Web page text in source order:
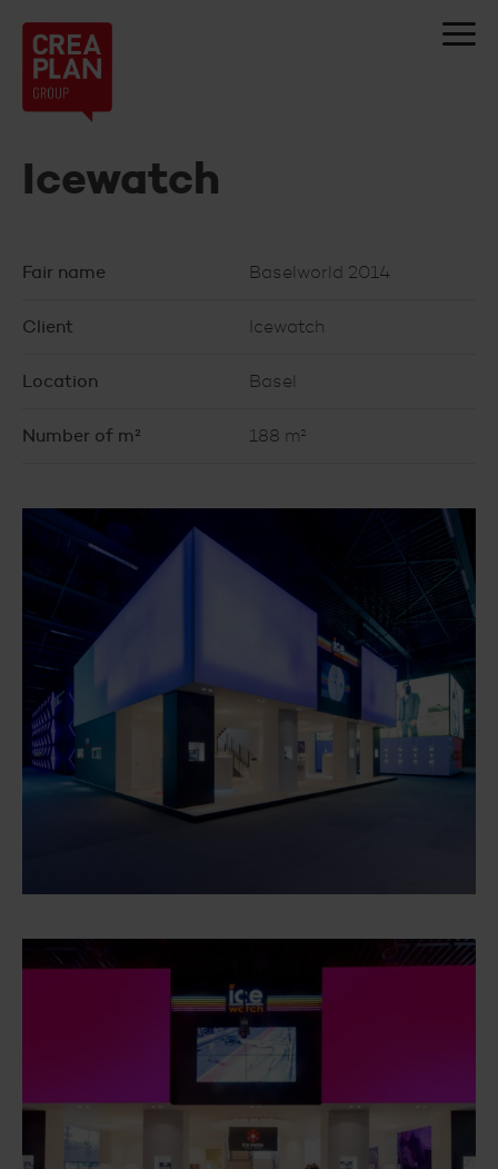
Creaplan
nv
Icewatch
Fair name Baselworld 2014
Client Icewatch
Location Basel
Number of m² 188 m²